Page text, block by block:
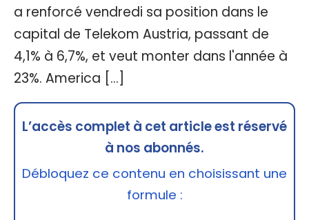
a renforcé vendredi sa position dans le
capital de Telekom Austria, passant de
4,1% à 6,7%, et veut monter dans l'année à
23%. America […]
L’accès complet à cet article est réservé
à nos abonnés.
Débloquez ce contenu en choisissant une
formule :